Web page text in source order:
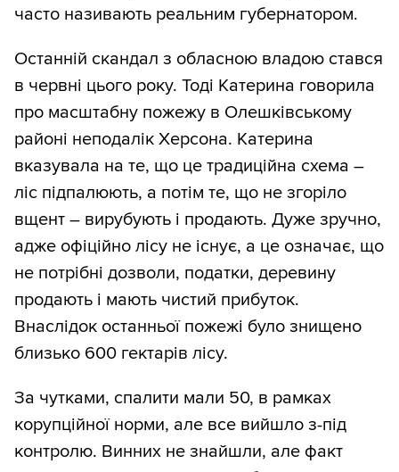
часто називають реальним губернатором.
Останній скандал з обласною владою стався
в червні цього року. Тоді Катерина говорила
про масштабну пожежу в Олешківському
районі неподалік Херсона. Катерина
вказувала на те, що це традиційна схема –
ліс підпалюють, а потім те, що не згоріло
вщент – вирубують і продають. Дуже зручно,
адже офіційно лісу не існує, а це означає, що
не потрібні дозволи, податки, деревину
продають і мають чистий прибуток.
Внаслідок останньої пожежі було знищено
близько 600 гектарів лісу.
За чутками, спалити мали 50, в рамках
корупційної норми, але все вийшло з-під
контролю. Винних не знайшли, але факт